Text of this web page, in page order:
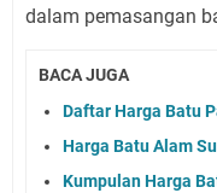
dalam pemasangan
BACA JUGA
Daftar Harga Batu
Harga Batu Alam
Kumpulan Harga